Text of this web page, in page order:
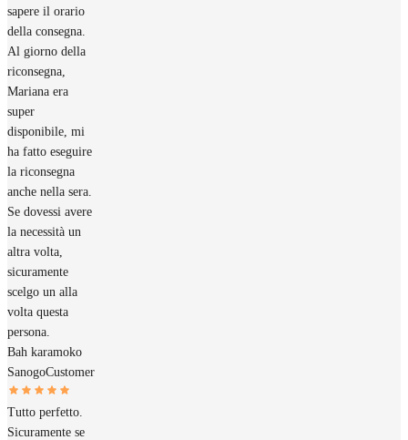
sapere il orario
della consegna.
Al giorno della
riconsegna,
Mariana era
super
disponibile, mi
ha fatto eseguire
la riconsegna
anche nella sera.
Se dovessi avere
la necessità un
altra volta,
sicuramente
scelgo un alla
volta questa
persona.
Bah karamoko
SanogoCustomer
Tutto perfetto.
Sicuramente se